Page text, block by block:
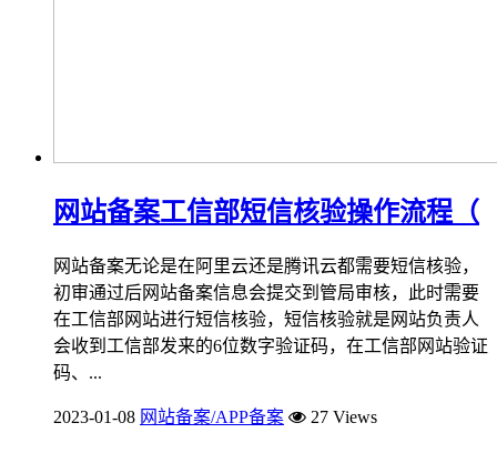
网站备案工信部短信核验操作流程（
网站备案无论是在阿里云还是腾讯云都需要短信核验，
初审通过后网站备案信息会提交到管局审核，此时需要
在工信部网站进行短信核验，短信核验就是网站负责人
会收到工信部发来的6位数字验证码，在工信部网站验证
码、...
2023-01-08 网站备案/APP备案 27 Views